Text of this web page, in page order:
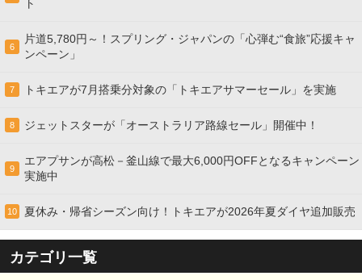
ト
6
片道5,780円～！スプリング・ジャパンの「心弾む“食旅”応援キャ
ンペーン」
7 トキエアが7月搭乗分対象の「トキエアサマーセール」を実施
8 ジェットスターが「オーストラリア路線セール」開催中！
9
エアプサンが高松－釜山線で最大6,000円OFFとなるキャンペーン
実施中
10 夏休み・帰省シーズン向け！トキエアが2026年夏ダイヤ追加販売
カテゴリ一覧